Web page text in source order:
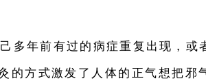
多年前有过的病症重复出现，或
方式激发了人体的正气想把邪